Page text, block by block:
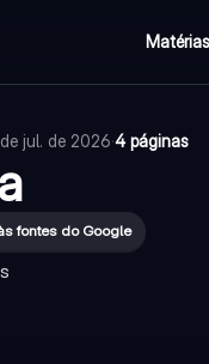
Matérias
jul. de 2026·4 páginas
fontes do Google